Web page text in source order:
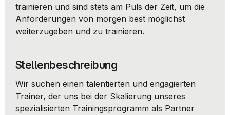
trainieren und sind stets am Puls der Zeit, um die
Anforderungen von morgen best möglichst
weiterzugeben und zu trainieren.
Stellenbeschreibung
Wir suchen einen talentierten und engagierten
Trainer, der uns bei der Skalierung unseres
spezialisierten Trainingsprogramm als Partner